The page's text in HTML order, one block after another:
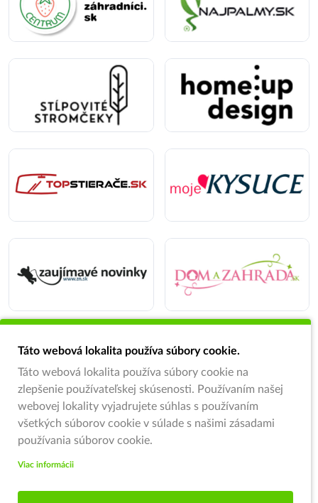
Táto webová lokalita používa súbory cookie.
Táto webová lokalita používa súbory cookie na
zlepšenie používateľskej skúsenosti. Používaním našej
webovej lokality vyjadrujete súhlas s používaním
všetkých súborov cookie v súlade s našimi zásadami
používania súborov cookie.
Viac informácii